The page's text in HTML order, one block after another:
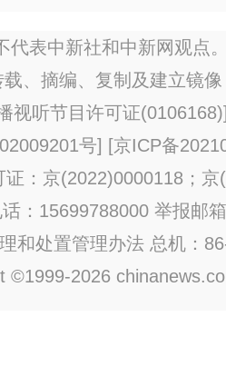
代表中新社和中新网观点
、摘编、复制及建立镜
视听节目许可证(0106168)
号] [京ICP备
证：京(2022)0000118；京
：15699788000 举报邮
理和处置管理办法 总机：
©1999-2026